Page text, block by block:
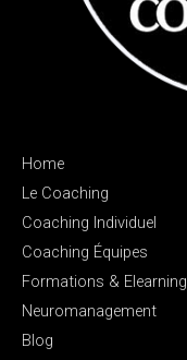
Home
Le Coaching
Coaching Individuel
Coaching Équipes
Formations & Elearning
Neuromanagement
Blog